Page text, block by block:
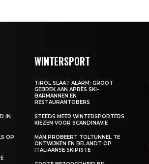
IN
OP
WINTERSPORT
TIROL SLAAT ALARM: GROOT
GEBREK AAN APRÈS SKI-
BARMANNEN EN
RESTAURANTOBERS
STEEDS MEER WINTERSPORTERS
KIEZEN VOOR SCANDINAVIË
MAN PROBEERT TOLTUNNEL TE
ONTWIJKEN EN BELANDT OP
ITALIAANSE SKIPISTE